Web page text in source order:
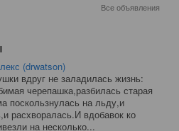
Все объявления
(drwatson)
вдруг не заладилась жизнь:
черепашка,разбилась старая
поскользнулась на льду,и
расхворалась.И вдобавок ко
на несколько...